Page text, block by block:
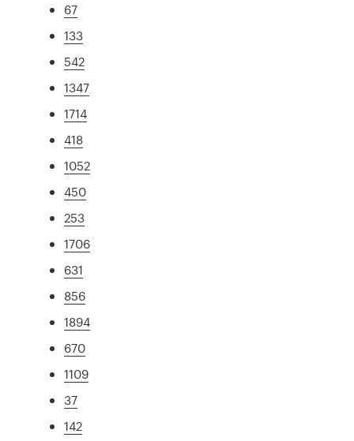
67
133
542
1347
1714
418
1052
450
253
1706
631
856
1894
670
1109
37
142